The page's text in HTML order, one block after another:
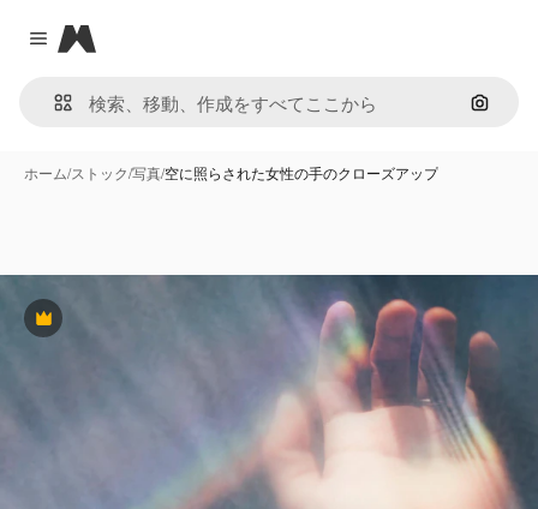
Close menu
Magnific
画像で
ホーム/ストック/写真/空に照らされた女性の手のクローズアップ
Premium